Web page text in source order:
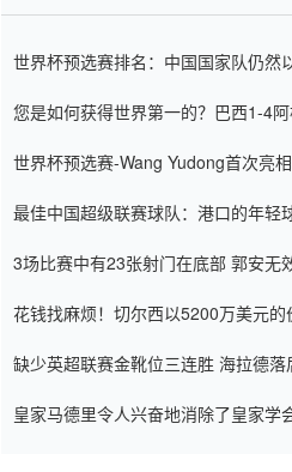
世界杯预选赛排名：中国国家队仍然
您是如何获得世界第一的？巴西1-4
世界杯预选赛-Wang Yudong首次亮
最佳中国超级联赛球队：港口的年轻
3场比赛中有23张射门在底部 郭安无
花钱找麻烦！切尔西以5200万美元
缺少英超联赛金靴位三连胜 海拉德落
皇家马德里令人兴奋地消除了皇家学